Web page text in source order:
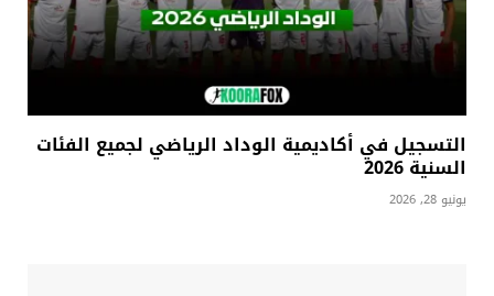
التسجيل في أكاديمية الوداد الرياضي لجميع الفئات
السنية 2026
يونيو 28, 2026